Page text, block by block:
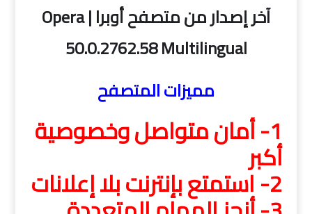
آخر إصدار من متصفح أوبرا | Opera
50.0.2762.58 Multilingual
مميزات المتصفح
1- أمان متواصل وخصوصية
أكبر
2- استمتع بإنترنت بلا إعلانات